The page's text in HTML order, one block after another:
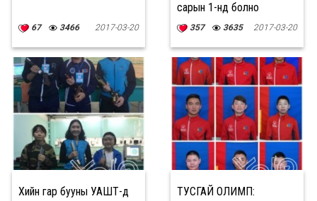
67 3466 2017-03-20
сарын 1-нд болно
357 3635 2017-03-20
Хийн гар бууны УАШТ-д
ТУСГАЙ ОЛИМП: